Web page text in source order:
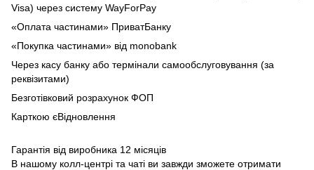
Visa) через систему WayForPay
«Оплата частинами» ПриватБанку
«Покупка частинами» від monobank
Через касу банку або термінали самообслуговування (за
реквізитами)
Безготівковий розрахунок ФОП
Карткою єВідновлення
Гарантія від виробника 12 місяців
В нашому колл-центрі та чаті ви завжди зможете отримати